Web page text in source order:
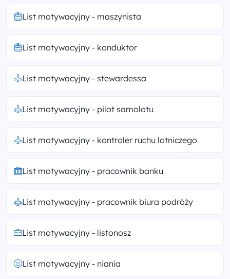
List motywacyjny - maszynista
List motywacyjny - konduktor
List motywacyjny - stewardessa
List motywacyjny - pilot samolotu
List motywacyjny - kontroler ruchu lotniczego
List motywacyjny - pracownik banku
List motywacyjny - pracownik biura podróży
List motywacyjny - listonosz
List motywacyjny - niania